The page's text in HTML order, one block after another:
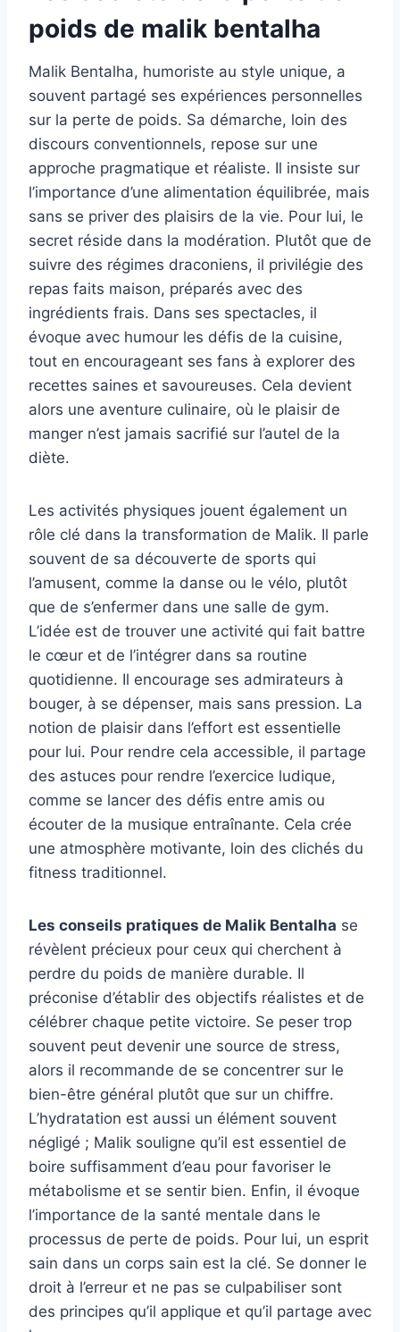
poids de malik bentalha
Malik Bentalha, humoriste au style unique, a
souvent partagé ses expériences personnelles
sur la perte de poids. Sa démarche, loin des
discours conventionnels, repose sur une
approche pragmatique et réaliste. Il insiste sur
l’importance d’une alimentation équilibrée, mais
sans se priver des plaisirs de la vie. Pour lui, le
secret réside dans la modération. Plutôt que de
suivre des régimes draconiens, il privilégie des
repas faits maison, préparés avec des
ingrédients frais. Dans ses spectacles, il
évoque avec humour les défis de la cuisine,
tout en encourageant ses fans à explorer des
recettes saines et savoureuses. Cela devient
alors une aventure culinaire, où le plaisir de
manger n’est jamais sacrifié sur l’autel de la
diète.
Les activités physiques jouent également un
rôle clé dans la transformation de Malik. Il parle
souvent de sa découverte de sports qui
l’amusent, comme la danse ou le vélo, plutôt
que de s’enfermer dans une salle de gym.
L’idée est de trouver une activité qui fait battre
le cœur et de l’intégrer dans sa routine
quotidienne. Il encourage ses admirateurs à
bouger, à se dépenser, mais sans pression. La
notion de plaisir dans l’effort est essentielle
pour lui. Pour rendre cela accessible, il partage
des astuces pour rendre l’exercice ludique,
comme se lancer des défis entre amis ou
écouter de la musique entraînante. Cela crée
une atmosphère motivante, loin des clichés du
fitness traditionnel.
Les conseils pratiques de Malik Bentalha se
révèlent précieux pour ceux qui cherchent à
perdre du poids de manière durable. Il
préconise d’établir des objectifs réalistes et de
célébrer chaque petite victoire. Se peser trop
souvent peut devenir une source de stress,
alors il recommande de se concentrer sur le
bien-être général plutôt que sur un chiffre.
L’hydratation est aussi un élément souvent
négligé ; Malik souligne qu’il est essentiel de
boire suffisamment d’eau pour favoriser le
métabolisme et se sentir bien. Enfin, il évoque
l’importance de la santé mentale dans le
processus de perte de poids. Pour lui, un esprit
sain dans un corps sain est la clé. Se donner le
droit à l’erreur et ne pas se culpabiliser sont
des principes qu’il applique et qu’il partage avec